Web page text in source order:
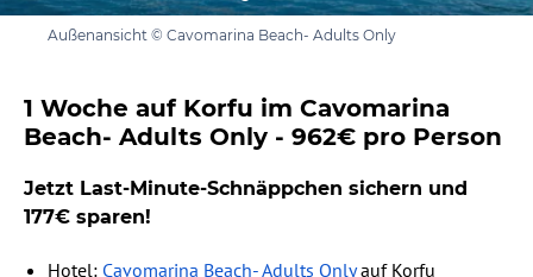
Außenansicht © Cavomarina Beach- Adults Only
1 Woche auf Korfu im Cavomarina
Beach- Adults Only - 962€ pro Person
Jetzt Last-Minute-Schnäppchen sichern und
177€ sparen!
Hotel: Cavomarina Beach- Adults Onlyauf Korfu